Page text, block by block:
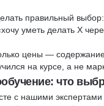
правильный выбор:
уметь делать X
цены —
на курсе, а не
что
с нашими экспертами